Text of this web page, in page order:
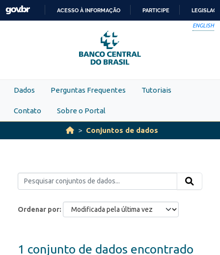
Skip to main content
PARA
O
CONTEÚDO
ACESSO À INFORMAÇÃO PARTICIPE
ENGLISH
Dados Perguntas Frequentes Tutoriais
Contato Sobre o Portal
Conjuntos de dados
Ordenar por
1 conjunto de dados encontrado